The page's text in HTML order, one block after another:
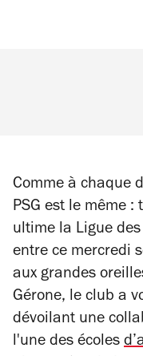
Comme à chaque
PSG est le même
ultime la Ligue
entre ce mercredi
aux grandes
Gérone, le club a
dévoilant une
l'une des écoles